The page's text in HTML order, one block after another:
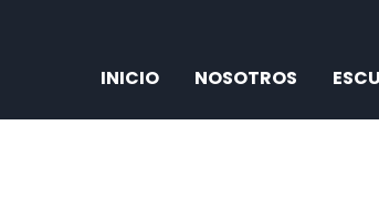
INICIO NOSOTROS